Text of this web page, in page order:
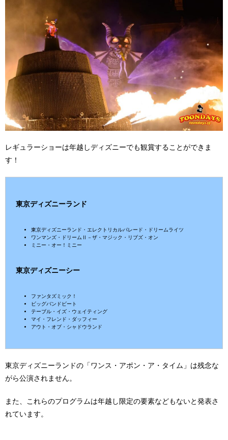
レギュラーショーは年越しディズニーでも観賞することができま
す！
東京ディズニーランド
東京ディズニーランド・エレクトリカルパレード・ドリームライツ
ワンマンズ・ドリームⅡ－ザ・マジック・リブズ・オン
ミニー・オー！ミニー
東京ディズニーシー
ファンタズミック！
ビッグバンドビート
テーブル・イズ・ウェイティング
マイ・フレンド・ダッフィー
アウト・オブ・シャドウランド
東京ディズニーランドの「ワンス・アポン・ア・タイム」は残念な
がら公演されません。
また、これらのプログラムは年越し限定の要素などもないと発表さ
れています。